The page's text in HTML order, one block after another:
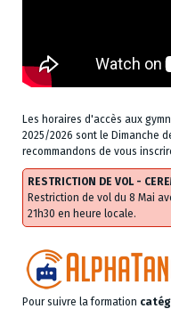
Les horaires d'accès aux
2025/2026 sont le Dimanche
recommandons de vous
RESTRICTION DE VOL -
Restriction de vol du 8 Mai
21h30 en heure locale.
Pour suivre la formation